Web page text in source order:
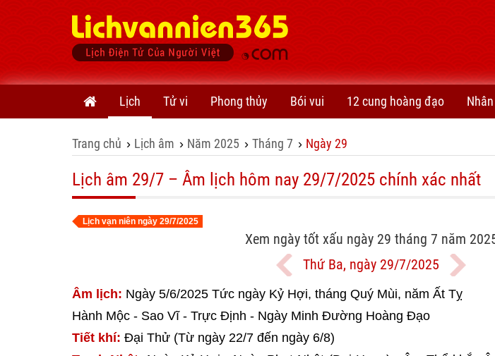
Lịch Tử vi Phong thủy Bói vui 12 cung hoàng đạo
Trang chủ › Lịch âm › Năm 2025 › Tháng 7 › Ngày 29
Lịch âm 29/7 – Âm lịch hôm nay 29/7/2025 chính xác nhất
Lịch vạn niên ngày 29/7/2025
Xem ngày tốt xấu ngày 29 tháng 7 năm
Thứ Ba, ngày 29/7/2025
Âm lịch: Ngày 5/6/2025 Tức ngày Kỷ Hợi, tháng Quý Mùi, năm Ất Tỵ
Hành Mộc - Sao Vĩ - Trực Định - Ngày Minh Đường Hoàng Đạo
Tiết khí: Đại Thử (Từ ngày 22/7 đến ngày 6/8)